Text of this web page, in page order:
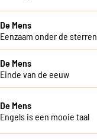
De Mens
Eenzaam onder de sterren
De Mens
Einde van de eeuw
De Mens
Engels is een mooie taal